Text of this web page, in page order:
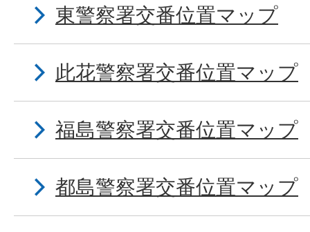
東警察署交番位置マップ
此花警察署交番位置マップ
福島警察署交番位置マップ
都島警察署交番位置マップ